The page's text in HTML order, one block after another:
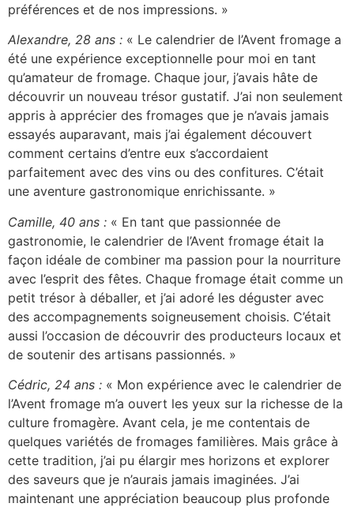
préférences et de nos impressions. »
Alexandre, 28 ans : « Le calendrier de l’Avent fromage a
été une expérience exceptionnelle pour moi en tant
qu’amateur de fromage. Chaque jour, j’avais hâte de
découvrir un nouveau trésor gustatif. J’ai non seulement
appris à apprécier des fromages que je n’avais jamais
essayés auparavant, mais j’ai également découvert
comment certains d’entre eux s’accordaient
parfaitement avec des vins ou des confitures. C’était
une aventure gastronomique enrichissante. »
Camille, 40 ans : « En tant que passionnée de
gastronomie, le calendrier de l’Avent fromage était la
façon idéale de combiner ma passion pour la nourriture
avec l’esprit des fêtes. Chaque fromage était comme un
petit trésor à déballer, et j’ai adoré les déguster avec
des accompagnements soigneusement choisis. C’était
aussi l’occasion de découvrir des producteurs locaux et
de soutenir des artisans passionnés. »
Cédric, 24 ans : « Mon expérience avec le calendrier de
l’Avent fromage m’a ouvert les yeux sur la richesse de la
culture fromagère. Avant cela, je me contentais de
quelques variétés de fromages familières. Mais grâce à
cette tradition, j’ai pu élargir mes horizons et explorer
des saveurs que je n’aurais jamais imaginées. J’ai
maintenant une appréciation beaucoup plus profonde